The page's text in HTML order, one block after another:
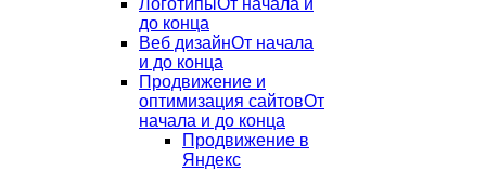
ЛоготипыОт начала и
до конца
Веб дизайнОт начала
и до конца
Продвижение и
оптимизация сайтовОт
начала и до конца
Продвижение в
Яндекс